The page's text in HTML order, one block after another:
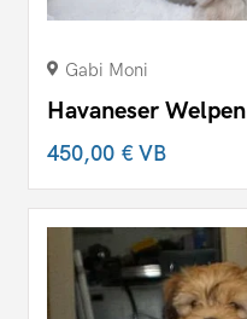
Gabi Moni
Havaneser Welpen
450,00 €VB